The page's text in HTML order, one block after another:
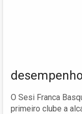
O Sesi Franca
primeiro clube a